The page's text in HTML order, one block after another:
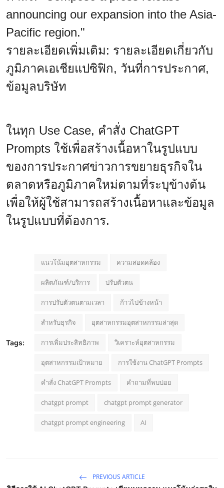
announcing our expansion into the Asia-
Pacific region."
รายละเอียดเพิ่มเติม: รายละเอียดเกี่ยวกับ
ภูมิภาคเอเชียแปซิฟิก, วันที่การประกาศ,
ข้อมูลบริษัท
ในทุก Use Case, คำสั่ง ChatGPT
Prompts ใช้เพื่อสร้างเนื้อหาในรูปแบบ
ของการประกาศข่าวการขยายธุรกิจใน
ตลาดหรือภูมิภาคใหม่ตามที่ระบุข้างต้น
เพื่อให้ผู้ใช้สามารถสร้างเนื้อหาและข้อมูล
ในรูปแบบที่ต้องการ.
Tags:
แนวโน้มอุตสาหกรรม ความสอดคล้อง
ผลิตภัณฑ์/บริการ ปรับตัวตน
การปรับตัวตนตามเวลา ก้าวไปข้างหน้า
สำหรับธุรกิจ อุตสาหกรรมอุตสาหกรรมล่าสุด
การเพิ่มประสิทธิภาพ วิเคราะห์อุตสาหกรรม
อุตสาหกรรมเป้าหมาย การใช้งาน ChatGPT Prompts
คำสั่ง ChatGPT Prompts คำถามที่พบบ่อย
chatgpt prompt chatgpt prompt generator
chatgpt prompt engineering AI
PREVIOUS ARTICLE